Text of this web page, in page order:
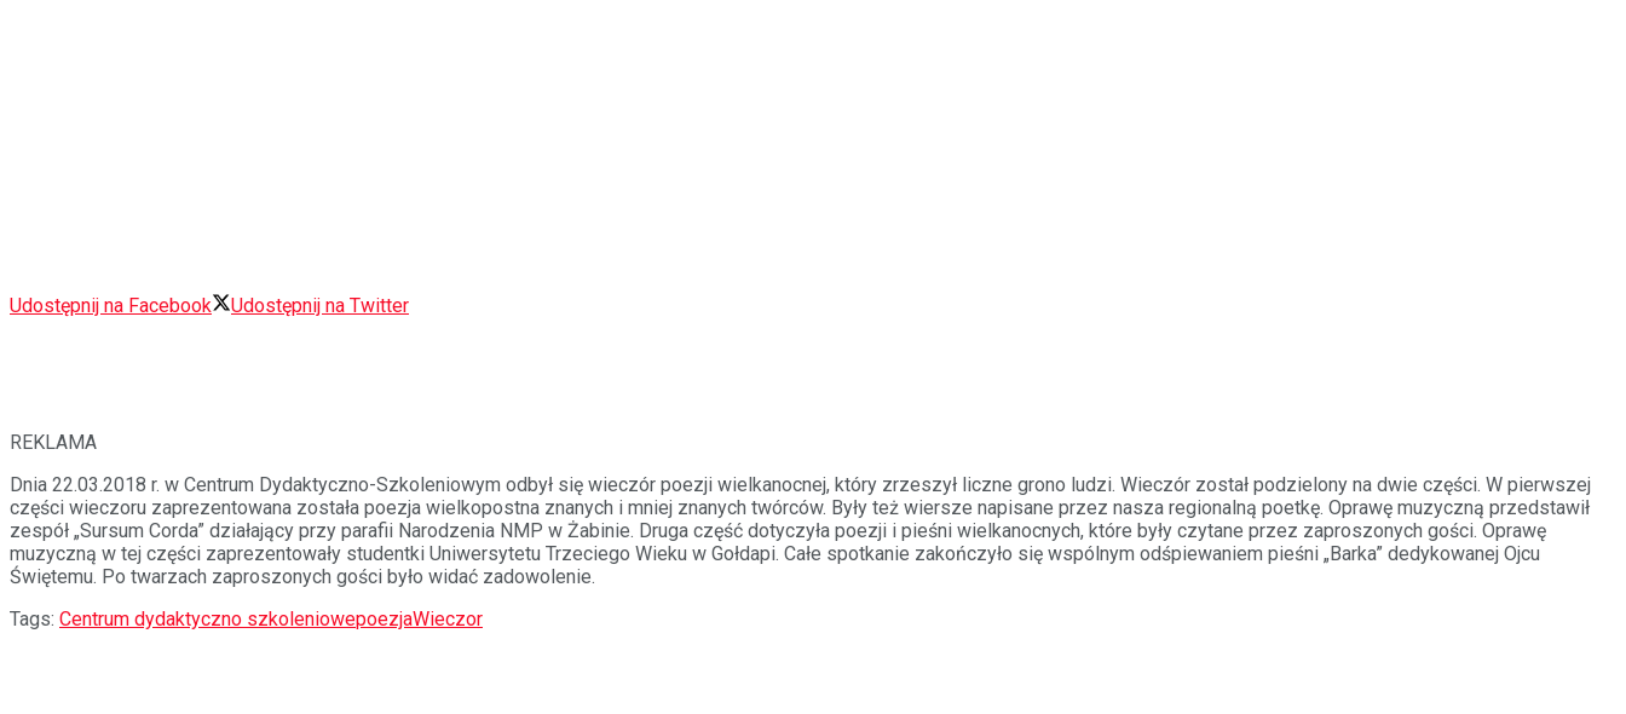
Udostępnij na Facebook Udostępnij na Twitter
REKLAMA
Dnia 22.03.2018 r. w Centrum Dydaktyczno-Szkoleniowym odbył się wieczór poezji wielkanocnej, który zrzeszył liczne grono ludzi. Wieczór został podzielony na dwie części. W pierwszej
części wieczoru zaprezentowana została poezja wielkopostna znanych i mniej znanych twórców. Były też wiersze napisane przez nasza regionalną poetkę. Oprawę muzyczną przedstawił
zespół „Sursum Corda” działający przy parafii Narodzenia NMP w Żabinie. Druga część dotyczyła poezji i pieśni wielkanocnych, które były czytane przez zaproszonych gości. Oprawę
muzyczną w tej części zaprezentowały studentki Uniwersytetu Trzeciego Wieku w Gołdapi. Całe spotkanie zakończyło się wspólnym odśpiewaniem pieśni „Barka” dedykowanej Ojcu
Świętemu. Po twarzach zaproszonych gości było widać zadowolenie.
Tags: Centrum dydaktyczno szkoleniowepoezjaWieczor